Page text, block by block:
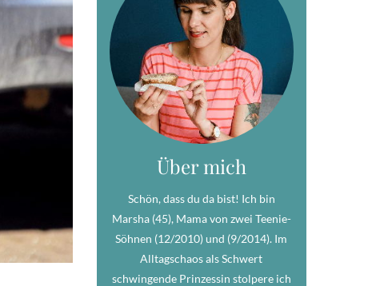
Über mich
Schön, dass du da bist! Ich bin
Marsha (45), Mama von zwei Teenie-
Söhnen (12/2010) und (9/2014). Im
Alltagschaos als Schwert
schwingende Prinzessin stolpere ich